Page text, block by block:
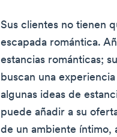
Sus clientes no tienen
escapada romántica.
estancias románticas;
buscan una
algunas ideas de
puede añadir a su
de un ambiente íntimo,